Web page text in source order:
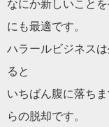
なにか新しいこと
にも最適です。
ハラールビジネス
ると
いちばん腹に落ち
らの脱却です。